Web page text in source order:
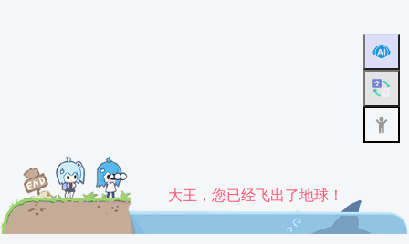
大王，您已经飞出了地球！